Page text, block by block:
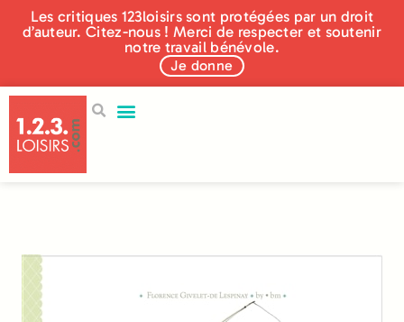
Les critiques 123loisirs sont protégées par un droit
d’auteur. Citez-nous ! Merci de respecter et soutenir
notre travail bénévole.
Je donne